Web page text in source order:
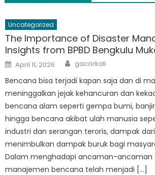
Uncategorized
The Importance of Disaster
Insights from BPBD Bengkulu
Posted
on
April 11, 2026 Author
gacorkali
Bencana bisa terjadi kapan saja dan di
meninggalkan jejak kehancuran dan
bencana alam seperti gempa bumi,
hingga bencana akibat ulah manusia
industri dan serangan teroris, dampak
menimbulkan dampak buruk bagi
Dalam menghadapi ancaman-ancaman
manajemen bencana telah menjadi […]